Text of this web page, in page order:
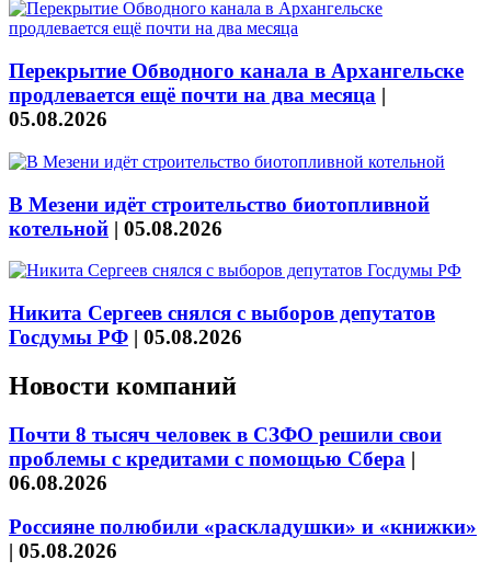
Перекрытие Обводного канала в Архангельске
продлевается ещё почти на два месяца |
05.08.2026
В Мезени идёт строительство биотопливной
котельной | 05.08.2026
Никита Сергеев снялся с выборов депутатов
Госдумы РФ | 05.08.2026
Новости компаний
Почти 8 тысяч человек в СЗФО решили свои
проблемы с кредитами с помощью Сбера |
06.08.2026
Россияне полюбили «раскладушки» и «книжки»
| 05.08.2026